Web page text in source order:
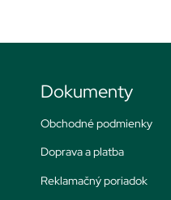
Dokumenty
Obchodné podmienky
Doprava a platba
Reklamačný poriadok